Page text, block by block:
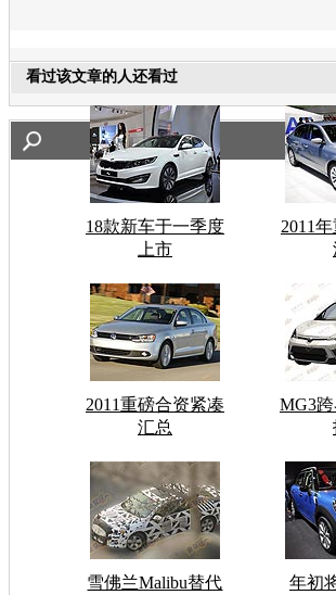
看过该文章的人还看过
18款新车于一季度
上市
2011
2011重磅合资紧凑
汇总
MG3
雪佛兰Malibu替代
年初